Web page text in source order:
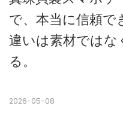
で、本当に信頼で
違いは素材ではな
る。
2026-05-08